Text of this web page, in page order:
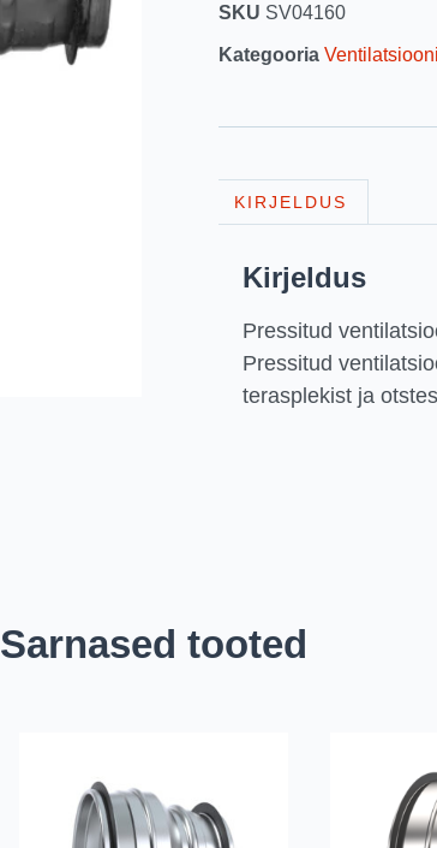
SKU SV04160
Kategooria
KIRJELDUS
Kirjeldus
Pressitud
Pressitud
terasplekist ja
Sarnased tooted